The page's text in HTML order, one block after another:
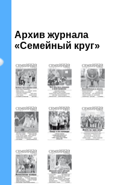
Архив журнала
«Семейный круг»